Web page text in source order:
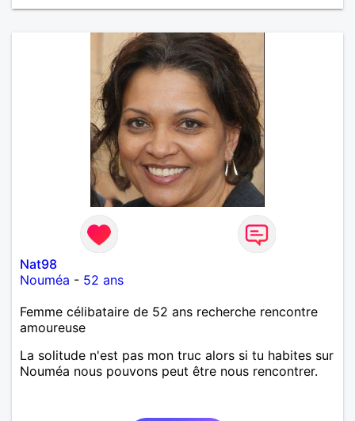
Nat98
Nouméa - 52 ans
Femme célibataire de 52 ans recherche rencontre
amoureuse
La solitude n'est pas mon truc alors si tu habites sur
Nouméa nous pouvons peut être nous rencontrer.